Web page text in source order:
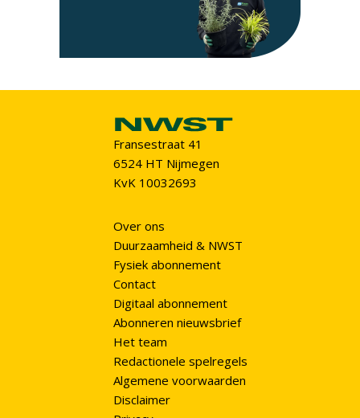
Fransestraat 41
6524 HT Nijmegen
KvK 10032693
Over ons
Duurzaamheid & NWST
Fysiek abonnement
Contact
Digitaal abonnement
Abonneren nieuwsbrief
Het team
Redactionele spelregels
Algemene voorwaarden
Disclaimer